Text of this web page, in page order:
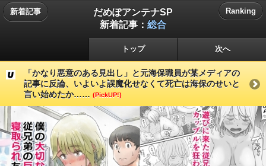
新着記事
だめぽアンテナSP
新着記事： 総合
Ranking
トップ 次へ
「かなり悪意のある見出し」と元海保職員が某メディアの
記事に反論、いよいよ誤魔化せなくて死亡は海保のせいと
言い始めたか…… (PickUP!)